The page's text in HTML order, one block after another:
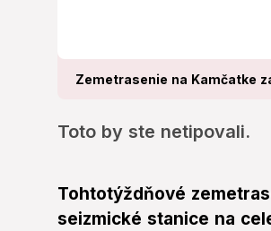
Zemetrasenie na Kamčatke
Toto by ste netipovali.
Tohtotýždňové
seizmické stanice na